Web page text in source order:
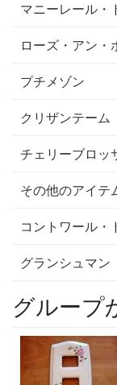
マニーレール・
ローズ・アン・
プチメゾン
クリザンテーム
チェリーブロッ
その他のアイテ
コントワール・
グランシュマン
グループ